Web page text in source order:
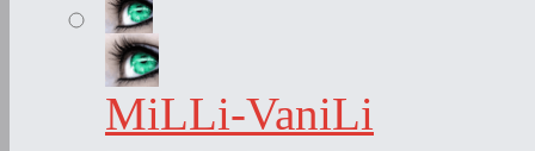
MiLLi-VaniLi